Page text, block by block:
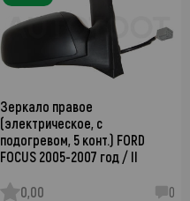
Зеркало правое
(электрическое, с
подогревом, 5 конт.) FORD
FOCUS 2005-2007 год / II
0,00 0